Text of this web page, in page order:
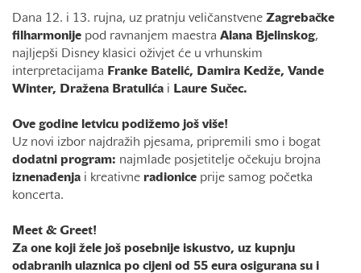
Dana 12. i 13. rujna, uz pratnju veličanstvene Zagrebačke
filharmonije pod ravnanjem maestra Alana Bjelinskog,
najljepši Disney klasici oživjet će u vrhunskim
interpretacijama
Franke Batelić, Damira Kedže, Vande
Winter, Dražena Bratulića i Laure Sučec.
Ove godine letvicu podižemo još više!
Uz novi izbor najdražih pjesama, pripremili smo i bogat
dodatni program: najmlađe posjetitelje očekuju brojna
iznenađenja i kreativne radionice prije samog početka
koncerta.
Meet & Greet!
Za one koji žele još posebnije iskustvo, uz kupnju
odabranih ulaznica po cijeni od 55 eura osigurana su i